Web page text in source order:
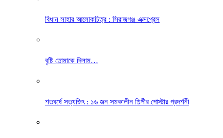
বিধান সাহার আলোকচিত্র : সিরাজগঞ্জ এক্সপ্রেস
বৃষ্টি তোমাকে দিলাম…
শতবর্ষে সত্যজিৎ : ১৬ জন সমকালীন শিল্পীর পোস্টার প্রদর্শনী